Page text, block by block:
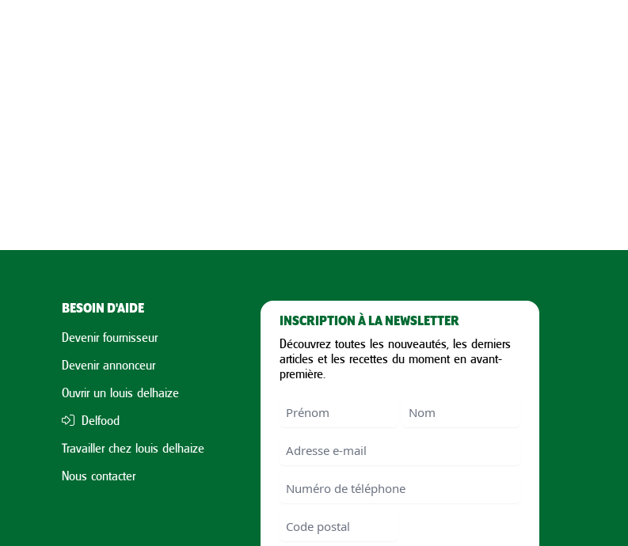
BESOIN D'AIDE
Devenir fournisseur
Devenir annonceur
Ouvrir un louis delhaize
Delfood
Travailler chez louis delhaize
Nous contacter
INSCRIPTION À LA NEWSLETTER
Découvrez toutes les nouveautés, les derniers
articles et les recettes du moment en avant-
première.
Nom
Email
Numéro
téléphone
Code
postal